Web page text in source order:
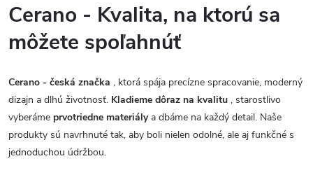
Cerano - Kvalita, na ktorú sa
môžete spoľahnúť
Cerano - česká značka , ktorá spája precízne spracovanie, moderný
dizajn a dlhú životnosť. Kladieme dôraz na kvalitu , starostlivo
vyberáme prvotriedne materiálya dbáme na každý detail. Naše
produkty sú navrhnuté tak, aby boli nielen odolné, ale aj funkčné s
jednoduchou údržbou.